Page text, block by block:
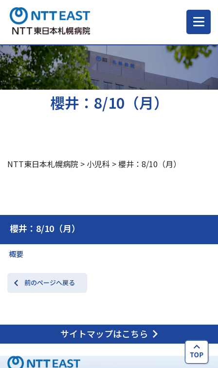
当院について
ご来院される方へ
医療・介護関係の方
櫻井：8/10（月）
概要
前のページへ戻る
櫻井：8/10（月）
NTT東日本札幌病院 > 小児科 >櫻井：8/10（月）
サイトマップはこちら